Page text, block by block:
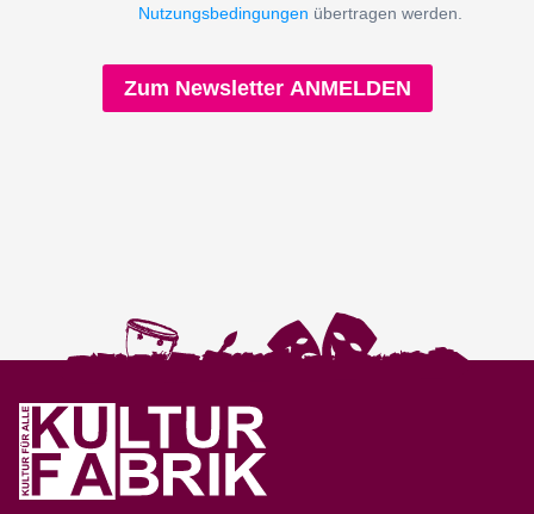
Nutzungsbedingungen übertragen werden.
Zum Newsletter ANMELDEN